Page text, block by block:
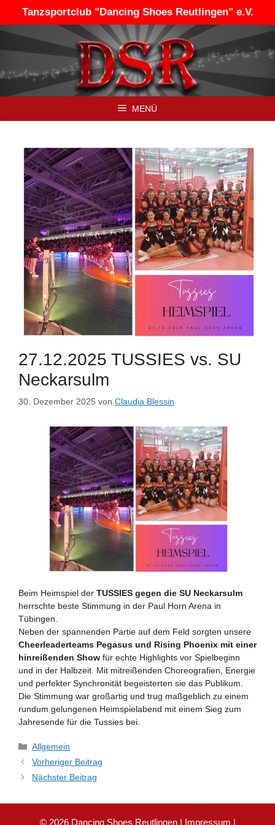
springen
Tanzsportclub "Dancing Shoes Reutlingen" e.V.
MENÜ
27.12.2025 TUSSIES vs. SU
Neckarsulm
30. Dezember 2025 von Claudia Blessin
Beim Heimspiel der TUSSIES gegen die SU Neckarsulm
herrschte beste Stimmung in der Paul Horn Arena in
Tübingen.
Neben der spannenden Partie auf dem Feld sorgten unsere
Cheerleaderteams Pegasus und Rising Phoenix mit einer
hinreißenden Show für echte Highlights vor Spielbeginn
und in der Halbzeit. Mit mitreißenden Choreografien, Energie
und perfekter Synchronität begeisterten sie das Publikum.
Die Stimmung war großartig und trug maßgeblich zu einem
rundum gelungenen Heimspielabend mit einem Sieg zum
Jahresende für die Tussies bei.
Kategorien
Allgemein
Vorheriger Beitrag
Nächster Beitrag
© 2026 Dancing Shoes Reutlingen | Impressum |